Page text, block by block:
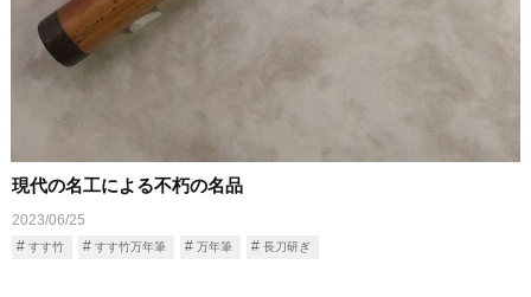
現代の名工による不朽の名品
2023/06/25
すす竹 すす竹万年筆 万年筆 長刀研ぎ